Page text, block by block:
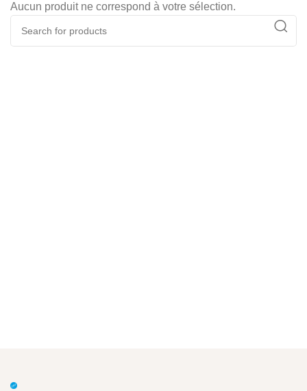
Aucun produit ne correspond à votre sélection.